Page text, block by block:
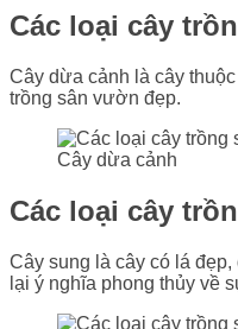
Các loại cây
Cây dừa cảnh là cây
trồng sân vườn đẹp.
Cây dừa cảnh
Các loại cây
Cây sung là cây có lá
lại ý nghĩa phong thủy về